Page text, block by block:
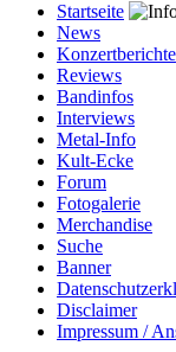
Startseite
News
Konzertberichte
Reviews
Bandinfos
Interviews
Metal-Info
Kult-Ecke
Forum
Fotogalerie
Merchandise
Suche
Banner
Disclaimer
Impressum /